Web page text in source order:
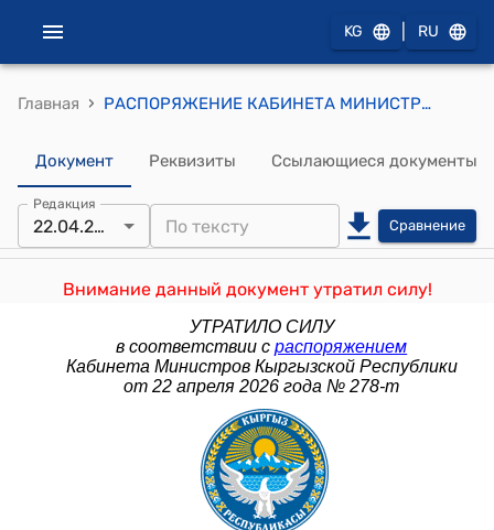
KG RU
Главная › РАСПОРЯЖЕНИЕ КАБИНЕТА МИНИСТРОВ КР от 2 июля 2025 года N 567-р (Об утверждении матрицы показателей Целей устойчивого развития в Кыргызской Республике с целевыми индикаторами на 2030 год)
Документ Реквизиты Ссылающиеся документы
Редакция
22.04.2026 Сравнение
Внимание данный документ утратил силу!